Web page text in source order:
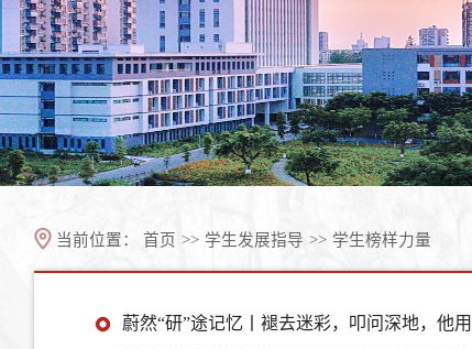
当前位置： 首页 >> 学生发展指导 >> 学生榜样力量
蔚然“研”途记忆丨褪去迷彩，叩问深地，他